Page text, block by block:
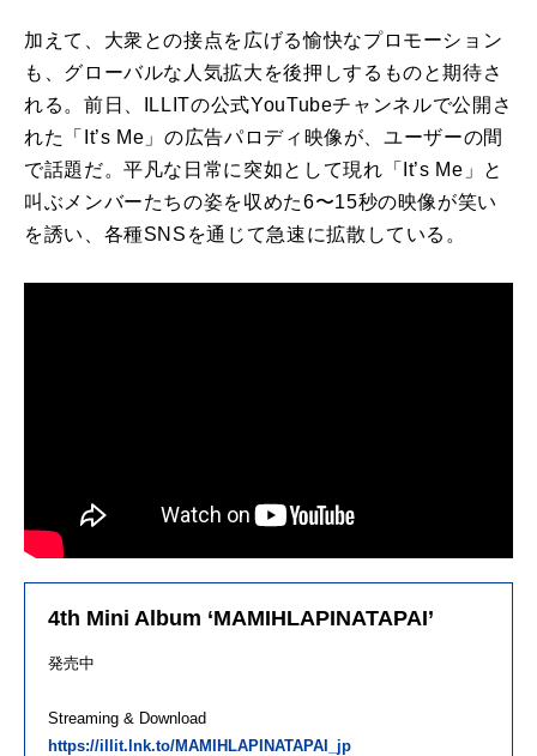
加えて、大衆との接点を広げる愉快なプロモーション
も、グローバルな人気拡大を後押しするものと期待さ
れる。前日、ILLITの公式YouTubeチャンネルで公開さ
れた「It’s Me」の広告パロディ映像が、ユーザーの間
で話題だ。平凡な日常に突如として現れ「It’s Me」と
叫ぶメンバーたちの姿を収めた6〜15秒の映像が笑い
を誘い、各種SNSを通じて急速に拡散している。
4th Mini Album ‘MAMIHLAPINATAPAI’
発売中
Streaming & Download
https://illit.lnk.to/MAMIHLAPINATAPAI_jp